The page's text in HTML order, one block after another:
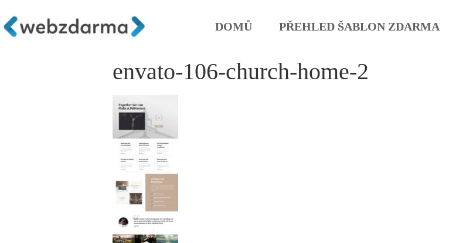
DOMŮ PŘEHLED ŠABLON ZDARMA
envato-106-church-home-2